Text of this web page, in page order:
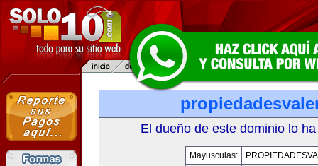
El dueño de este dominio lo
Mayusculas: